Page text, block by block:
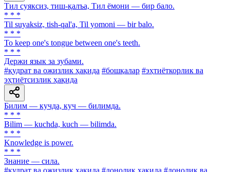
Тил суяксиз, тиш-қалъа, Тил ёмони — бир бало.
* * *
Til suyaksiz, tish-qal'a, Til yomoni — bir balo.
* * *
To keep one's tongue between one's teeth.
* * *
Держи язык за зубами.
#қудрат ва ожизлик ҳақида #бошқалар #эҳтиёткорлик ва
эҳтиётсизлик ҳақида
Билим — кучда, куч — билимда.
* * *
Bilim — kuchda, kuch — bilimda.
* * *
Knowledge is power.
* * *
Знание — сила.